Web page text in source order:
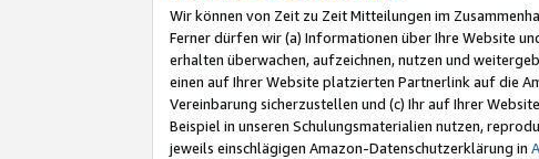
Wir können von Zeit zu Zeit Mitteilungen im
Ferner dürfen wir (a) Informationen über Ihre Website
erhalten überwachen, aufzeichnen, nutzen und
einen auf Ihrer Website platzierten Partnerlink auf die
Vereinbarung sicherzustellen und (c) Ihr auf Ihrer
Beispiel in unseren Schulungsmaterialien nutzen,
jeweils einschlägigen Amazon-Datenschutzerklärung in